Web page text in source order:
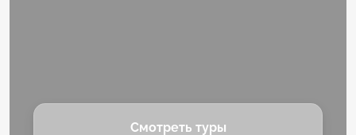
Смотреть туры